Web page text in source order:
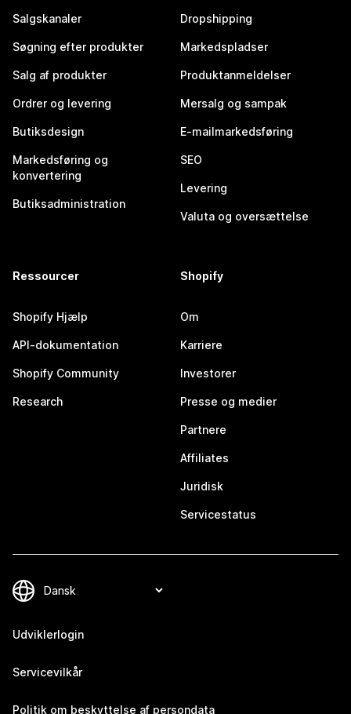
Salgskanaler
Søgning efter produkter
Salg af produkter
Ordrer og levering
Butiksdesign
Markedsføring og
konvertering
Butiksadministration
Dropshipping
Markedspladser
Produktanmeldelser
Mersalg og sampak
E-mailmarkedsføring
SEO
Levering
Valuta og oversættelse
Ressourcer
Shopify Hjælp
API-dokumentation
Shopify Community
Research
Shopify
Om
Karriere
Investorer
Presse og medier
Partnere
Affiliates
Juridisk
Servicestatus
Udviklerlogin
Servicevilkår
Politik om beskyttelse af persondata